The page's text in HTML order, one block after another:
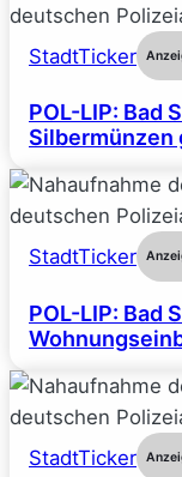
StadtTicker
POL-LIP: Bad
Silbermünzen
StadtTicker
POL-LIP: Bad
StadtTicker